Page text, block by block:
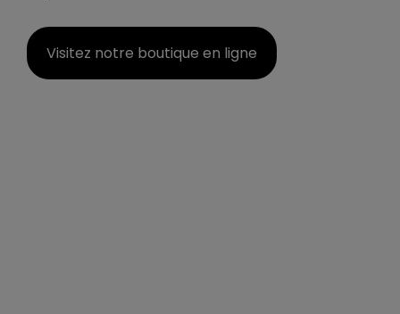
Visitez notre boutique en ligne